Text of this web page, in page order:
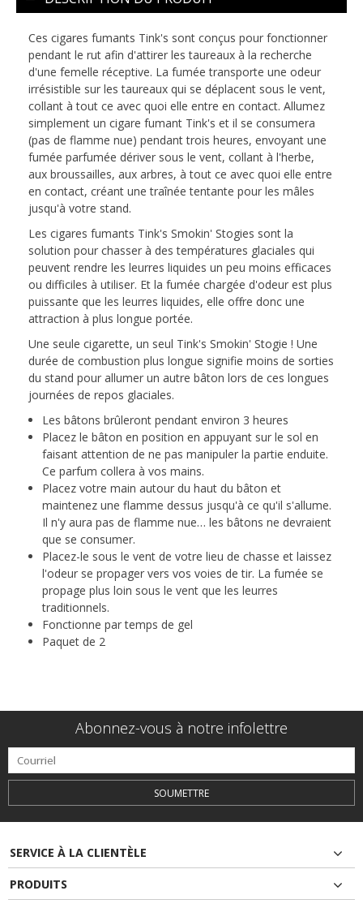
Ces cigares fumants Tink's sont conçus pour fonctionner
pendant le rut afin d'attirer les taureaux à la recherche
d'une femelle réceptive. La fumée transporte une odeur
irrésistible sur les taureaux qui se déplacent sous le vent,
collant à tout ce avec quoi elle entre en contact. Allumez
simplement un cigare fumant Tink's et il se consumera
(pas de flamme nue) pendant trois heures, envoyant une
fumée parfumée dériver sous le vent, collant à l'herbe,
aux broussailles, aux arbres, à tout ce avec quoi elle entre
en contact, créant une traînée tentante pour les mâles
jusqu'à votre stand.
Les cigares fumants Tink's Smokin' Stogies sont la
solution pour chasser à des températures glaciales qui
peuvent rendre les leurres liquides un peu moins efficaces
ou difficiles à utiliser. Et la fumée chargée d'odeur est plus
puissante que les leurres liquides, elle offre donc une
attraction à plus longue portée.
Une seule cigarette, un seul Tink's Smokin' Stogie ! Une
durée de combustion plus longue signifie moins de sorties
du stand pour allumer un autre bâton lors de ces longues
journées de repos glaciales.
Les bâtons brûleront pendant environ 3 heures
Placez le bâton en position en appuyant sur le sol en
faisant attention de ne pas manipuler la partie enduite.
Ce parfum collera à vos mains.
Placez votre main autour du haut du bâton et
maintenez une flamme dessus jusqu'à ce qu'il s'allume.
Il n'y aura pas de flamme nue… les bâtons ne devraient
que se consumer.
Placez-le sous le vent de votre lieu de chasse et laissez
l'odeur se propager vers vos voies de tir. La fumée se
propage plus loin sous le vent que les leurres
traditionnels.
Fonctionne par temps de gel
Paquet de 2
Abonnez-vous à notre infolettre
SOUMETTRE
SERVICE À LA CLIENTÈLE
PRODUITS